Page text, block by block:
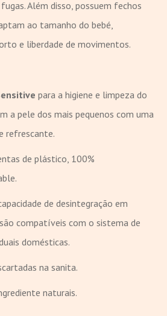
Além disso, possuem fechos
ao tamanho do bebé,
e liberdade de movimentos.
para a higiene e limpeza do
a pele dos mais pequenos com uma
refrescante.
de plástico, 100%
de desintegração em
compatíveis com o sistema de
domésticas.
na sanita.
naturais.